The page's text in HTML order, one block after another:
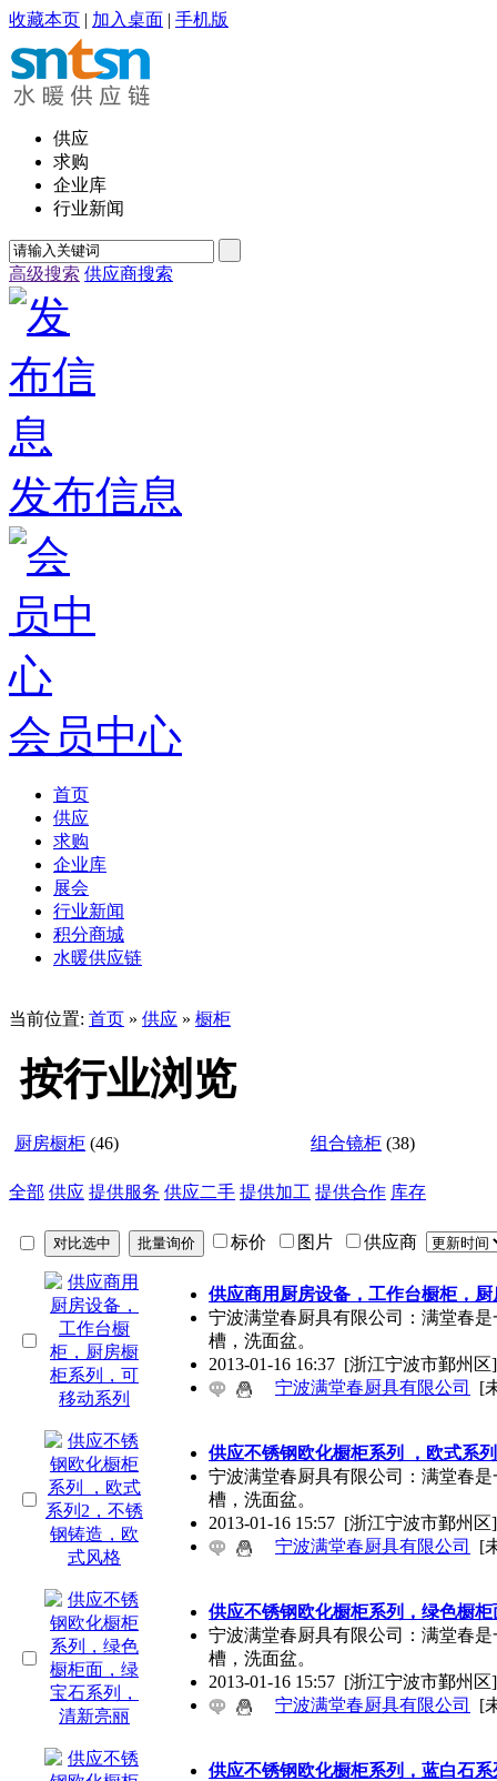
收藏本页 | 加入桌面 | 手机版
供应
求购
企业库
行业新闻
高级搜索 供应商搜索
发布信息
会员中心
首页
供应
求购
企业库
展会
行业新闻
积分商城
水暖供应链
当前位置: 首页 » 供应 » 橱柜
按行业浏览
厨房橱柜 (46) 组合镜柜 (38)
全部 供应 提供服务 供应二手 提供加工 提供合作 库存
标价 图片 供应商
供应商用厨房设备，工作台橱柜，
宁波满堂春厨具有限公司：满堂春
槽，洗面盆。
2013-01-16 16:37 [浙江宁波市鄞州区]
宁波满堂春厨具有限公司
[
供应不锈钢欧化橱柜系列 ，欧式系
宁波满堂春厨具有限公司：满堂春
槽，洗面盆。
2013-01-16 15:57 [浙江宁波市鄞州区]
宁波满堂春厨具有限公司
[
供应不锈钢欧化橱柜系列，绿色橱
宁波满堂春厨具有限公司：满堂春
槽，洗面盆。
2013-01-16 15:57 [浙江宁波市鄞州区]
宁波满堂春厨具有限公司
[
供应不锈钢欧化橱柜系列，蓝白石